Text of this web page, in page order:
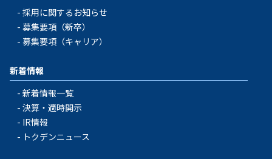
採用に関するお知らせ
募集要項（新卒）
募集要項（キャリア）
新着情報
新着情報一覧
決算・適時開示
IR情報
トクデンニュース